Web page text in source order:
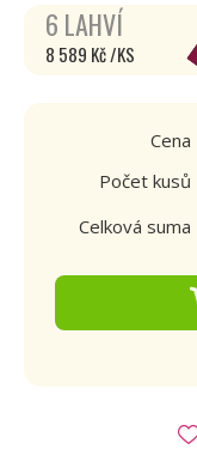
6 LAHVÍ
8 589 Kč /KS
Cena
Počet kusů
Celková suma